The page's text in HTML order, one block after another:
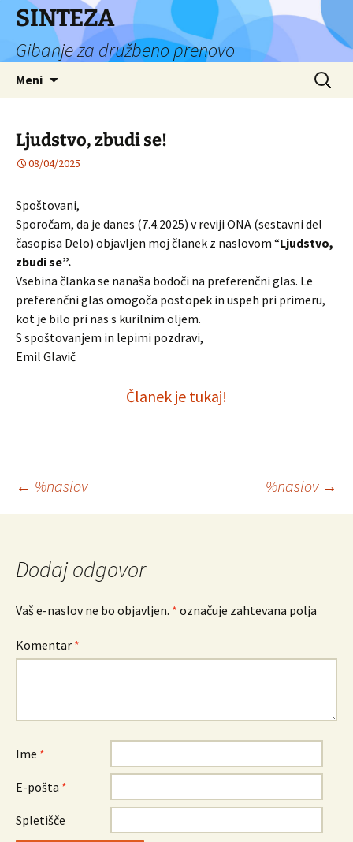
Preskoči
vsebino
SINTEZA
Gibanje za družbeno prenovo
Meni Išči:
Ljudstvo, zbudi se!
08/04/2025
Spoštovani,
Sporočam, da je danes (7.4.2025) v reviji ONA (sestavni del
časopisa Delo) objavljen moj članek z naslovom “Ljudstvo,
zbudi se”.
Vsebina članka se nanaša bodoči na preferenčni glas. Le
preferenčni glas omogoča postopek in uspeh pri primeru,
kot je bilo pri nas s kurilnim oljem.
S spoštovanjem in lepimi pozdravi,
Emil Glavič
Članek je tukaj!
Krmarjenje
po
prispevkih
← %naslov %naslov →
Dodaj odgovor
Vaš e-naslov ne bo objavljen. * označuje zahtevana polja
Komentar *
Ime *
E-pošta *
Spletišče